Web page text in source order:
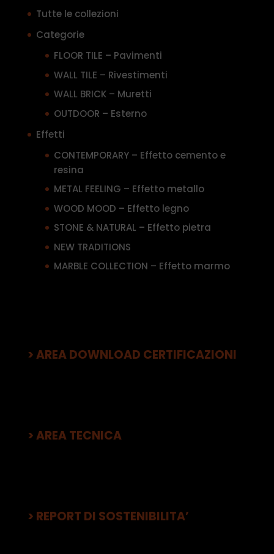
Tutte le collezioni
Categorie
FLOOR TILE – Pavimenti
WALL TILE – Rivestimenti
WALL BRICK – Muretti
OUTDOOR – Esterno
Effetti
CONTEMPORARY – Effetto cemento e
resina
METAL FEELING – Effetto metallo
WOOD MOOD – Effetto legno
STONE & NATURAL – Effetto pietra
NEW TRADITIONS
MARBLE COLLECTION – Effetto marmo
> AREA DOWNLOAD CERTIFICAZIONI
> AREA TECNICA
> REPORT DI SOSTENIBILITA’